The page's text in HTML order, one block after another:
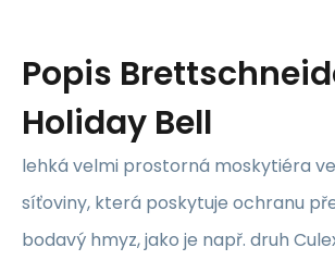
Popis
Holiday Bell
lehká velmi prostorná moskytiéra
síťoviny, která poskytuje ochranu
bodavý hmyz, jako je např. druh